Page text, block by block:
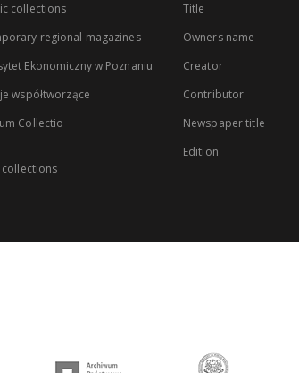
collections
regional magazines
Ekonomiczny w Poznaniu
współtworzące
Collectio
collections
Title
Owners name
Creator
Contributor
Newspaper title
Edition